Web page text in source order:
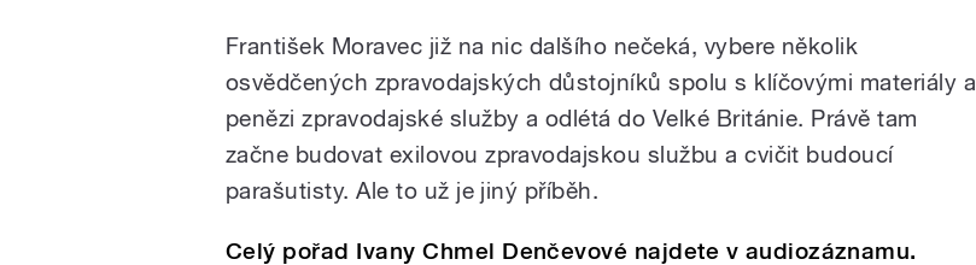
František Moravec již na nic dalšího nečeká, vybere několik
osvědčených zpravodajských důstojníků spolu s klíčovými materiály a
penězi zpravodajské služby a odlétá do Velké Británie. Právě tam
začne budovat exilovou zpravodajskou službu a cvičit budoucí
parašutisty. Ale to už je jiný příběh.
Celý pořad Ivany Chmel Denčevové najdete v audiozáznamu.